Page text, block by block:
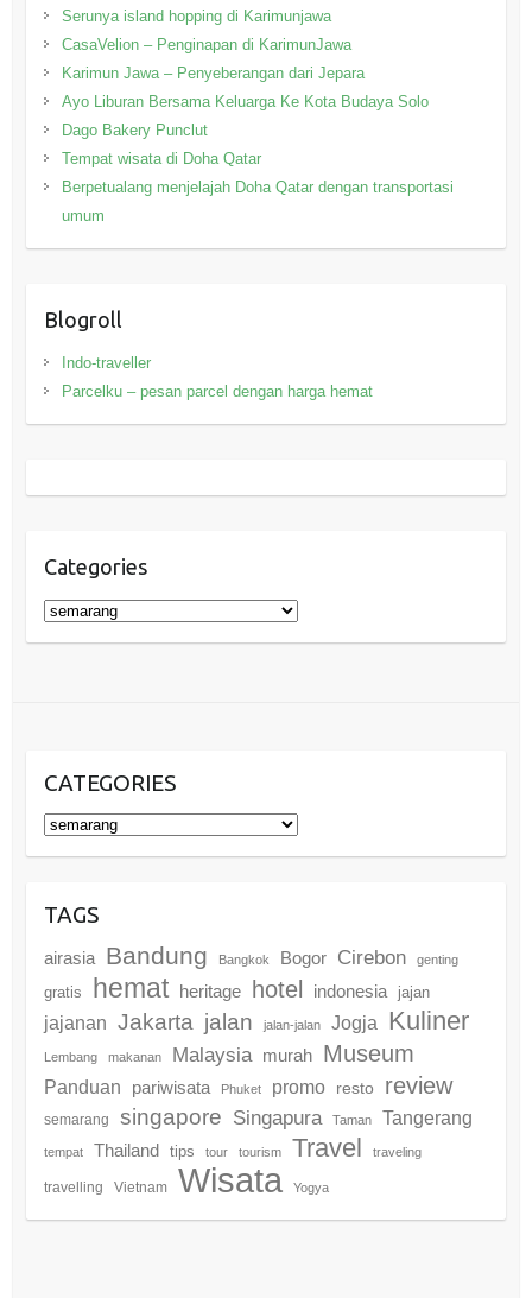
Serunya island hopping di Karimunjawa
CasaVelion – Penginapan di KarimunJawa
Karimun Jawa – Penyeberangan dari Jepara
Ayo Liburan Bersama Keluarga Ke Kota Budaya Solo
Dago Bakery Punclut
Tempat wisata di Doha Qatar
Berpetualang menjelajah Doha Qatar dengan transportasi
umum
Blogroll
Indo-traveller
Parcelku – pesan parcel dengan harga hemat
Categories
Categories
CATEGORIES
Categories
TAGS
airasia Bandung Bangkok Bogor Cirebon genting
gratis hemat heritage hotel indonesia jajan
jajanan Jakarta jalan jalan-jalan Jogja Kuliner
Lembang makanan Malaysia murah Museum
Panduan pariwisata Phuket promo resto review
semarang singapore Singapura Taman Tangerang
tempat Thailand tips tour tourism Travel traveling
travelling Vietnam Wisata Yogya